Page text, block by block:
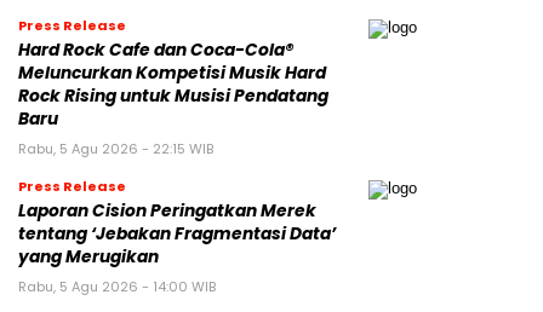
Press Release
Hard Rock Cafe dan Coca-Cola®
Meluncurkan Kompetisi Musik Hard
Rock Rising untuk Musisi Pendatang
Baru
Rabu, 5 Agu 2026 - 22:15 WIB
Press Release
Laporan Cision Peringatkan Merek
tentang ‘Jebakan Fragmentasi Data’
yang Merugikan
Rabu, 5 Agu 2026 - 14:00 WIB